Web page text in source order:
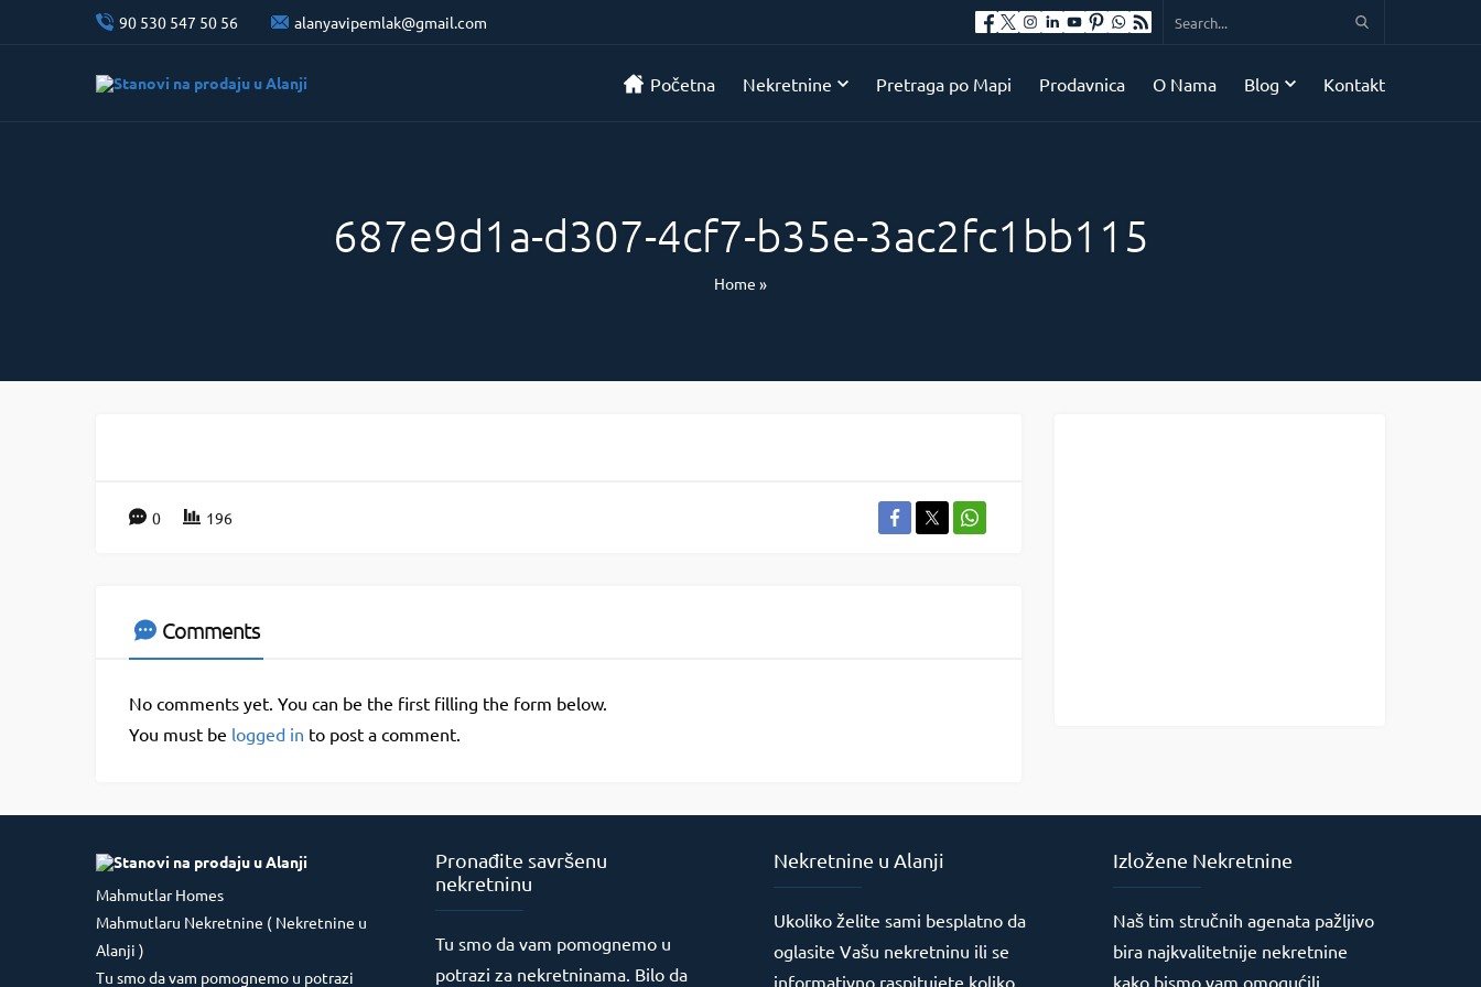
90 530 547 50 56 alanyavipemlak@gmail.com
Početna Nekretnine Pretraga po Mapi Prodavnica O Nama Blog Kontakt
687e9d1a-d307-4cf7-b35e-3ac2fc1bb115
Home »
0 196
Comments
No comments yet. You can be the first filling the form below.
You must be logged in to post a comment.
Mahmutlar Homes
Mahmutlaru Nekretnine ( Nekretnine u
Alanji )
Tu smo da vam pomognemo u potrazi
Pronađite savršenu
nekretninu
Tu smo da vam pomognemo u
potrazi za nekretninama. Bilo da
Nekretnine u Alanji
Ukoliko želite sami besplatno da
oglasite Vašu nekretninu ili se
informativno raspitujete koliko
Izložene Nekretnine
Naš tim stručnih agenata pažljivo
bira najkvalitetnije nekretnine
kako bismo vam omogućili